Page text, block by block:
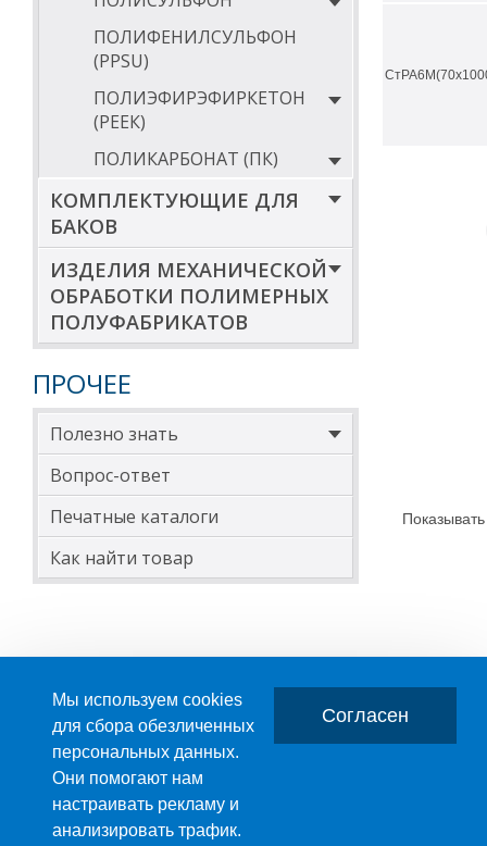
ПОЛИФЕНИЛСУЛЬФОН
(PPSU)
ПОЛИЭФИРЭФИРКЕТОН
(РЕЕК)
ПОЛИКАРБОНАТ (ПК)
КОМПЛЕКТУЮЩИЕ ДЛЯ
БАКОВ
ИЗДЕЛИЯ МЕХАНИЧЕСКОЙ
ОБРАБОТКИ ПОЛИМЕРНЫХ
ПОЛУФАБРИКАТОВ
ПРОЧЕЕ
Полезно знать
Вопрос-ответ
Печатные каталоги
Как найти товар
ПРОИЗВОДСТВО ПЛАСТМАССОВЫХ ИЗДЕЛИЙ
Мы используем cookies
для сбора обезличенных
персональных данных.
Они помогают нам
настраивать рекламу и
анализировать трафик.
Согласен